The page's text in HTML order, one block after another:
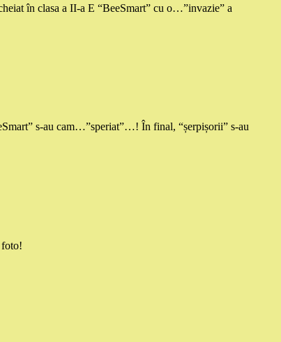
în clasa a II-a E “BeeSmart” cu o…”invazie” a
s-au cam…”speriat”…! În final, “șerpișorii” s-au